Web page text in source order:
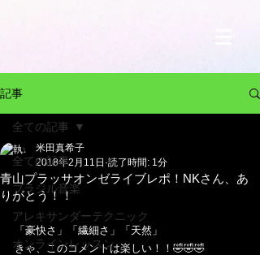
記事
全ての記事
ブラジル音楽
アレキサンダーテクニック
オンラインレッスン
全ての記事
青山プラッサオンゼライブレポ！NKさん、あ
りがとう！！
米田真希子
2018年2月11日 読了時間: 1分
「豪快さ」「繊細さ」「天然」
きゃ、このコメントは楽しい！！🤣🤣🤣